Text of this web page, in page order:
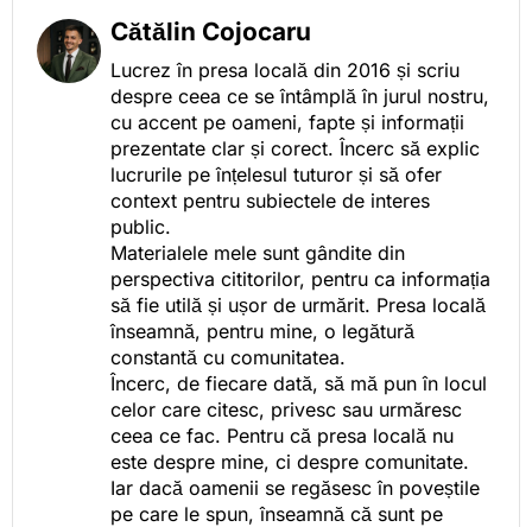
Cătălin Cojocaru
Lucrez în presa locală din 2016 și scriu
despre ceea ce se întâmplă în jurul nostru,
cu accent pe oameni, fapte și informații
prezentate clar și corect. Încerc să explic
lucrurile pe înțelesul tuturor și să ofer
context pentru subiectele de interes
public.
Materialele mele sunt gândite din
perspectiva cititorilor, pentru ca informația
să fie utilă și ușor de urmărit. Presa locală
înseamnă, pentru mine, o legătură
constantă cu comunitatea.
Încerc, de fiecare dată, să mă pun în locul
celor care citesc, privesc sau urmăresc
ceea ce fac. Pentru că presa locală nu
este despre mine, ci despre comunitate.
Iar dacă oamenii se regăsesc în poveștile
pe care le spun, înseamnă că sunt pe